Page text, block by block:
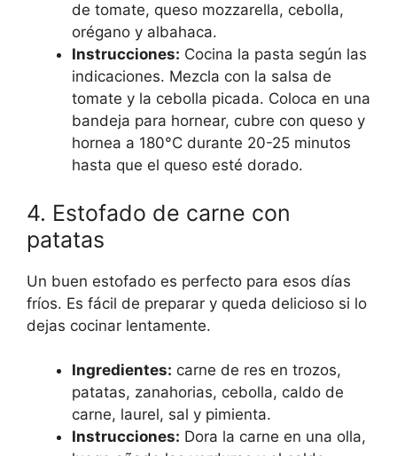
de tomate, queso mozzarella, cebolla,
orégano y albahaca.
Instrucciones: Cocina la pasta según las
indicaciones. Mezcla con la salsa de
tomate y la cebolla picada. Coloca en una
bandeja para hornear, cubre con queso y
hornea a 180°C durante 20-25 minutos
hasta que el queso esté dorado.
4. Estofado de carne con
patatas
Un buen estofado es perfecto para esos días
fríos. Es fácil de preparar y queda delicioso si lo
dejas cocinar lentamente.
Ingredientes: carne de res en trozos,
patatas, zanahorias, cebolla, caldo de
carne, laurel, sal y pimienta.
Instrucciones: Dora la carne en una olla,